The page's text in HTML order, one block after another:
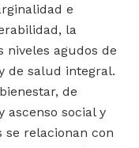
e
la
niveles agudos de
de salud integral.
de
ascenso social y
se relacionan con